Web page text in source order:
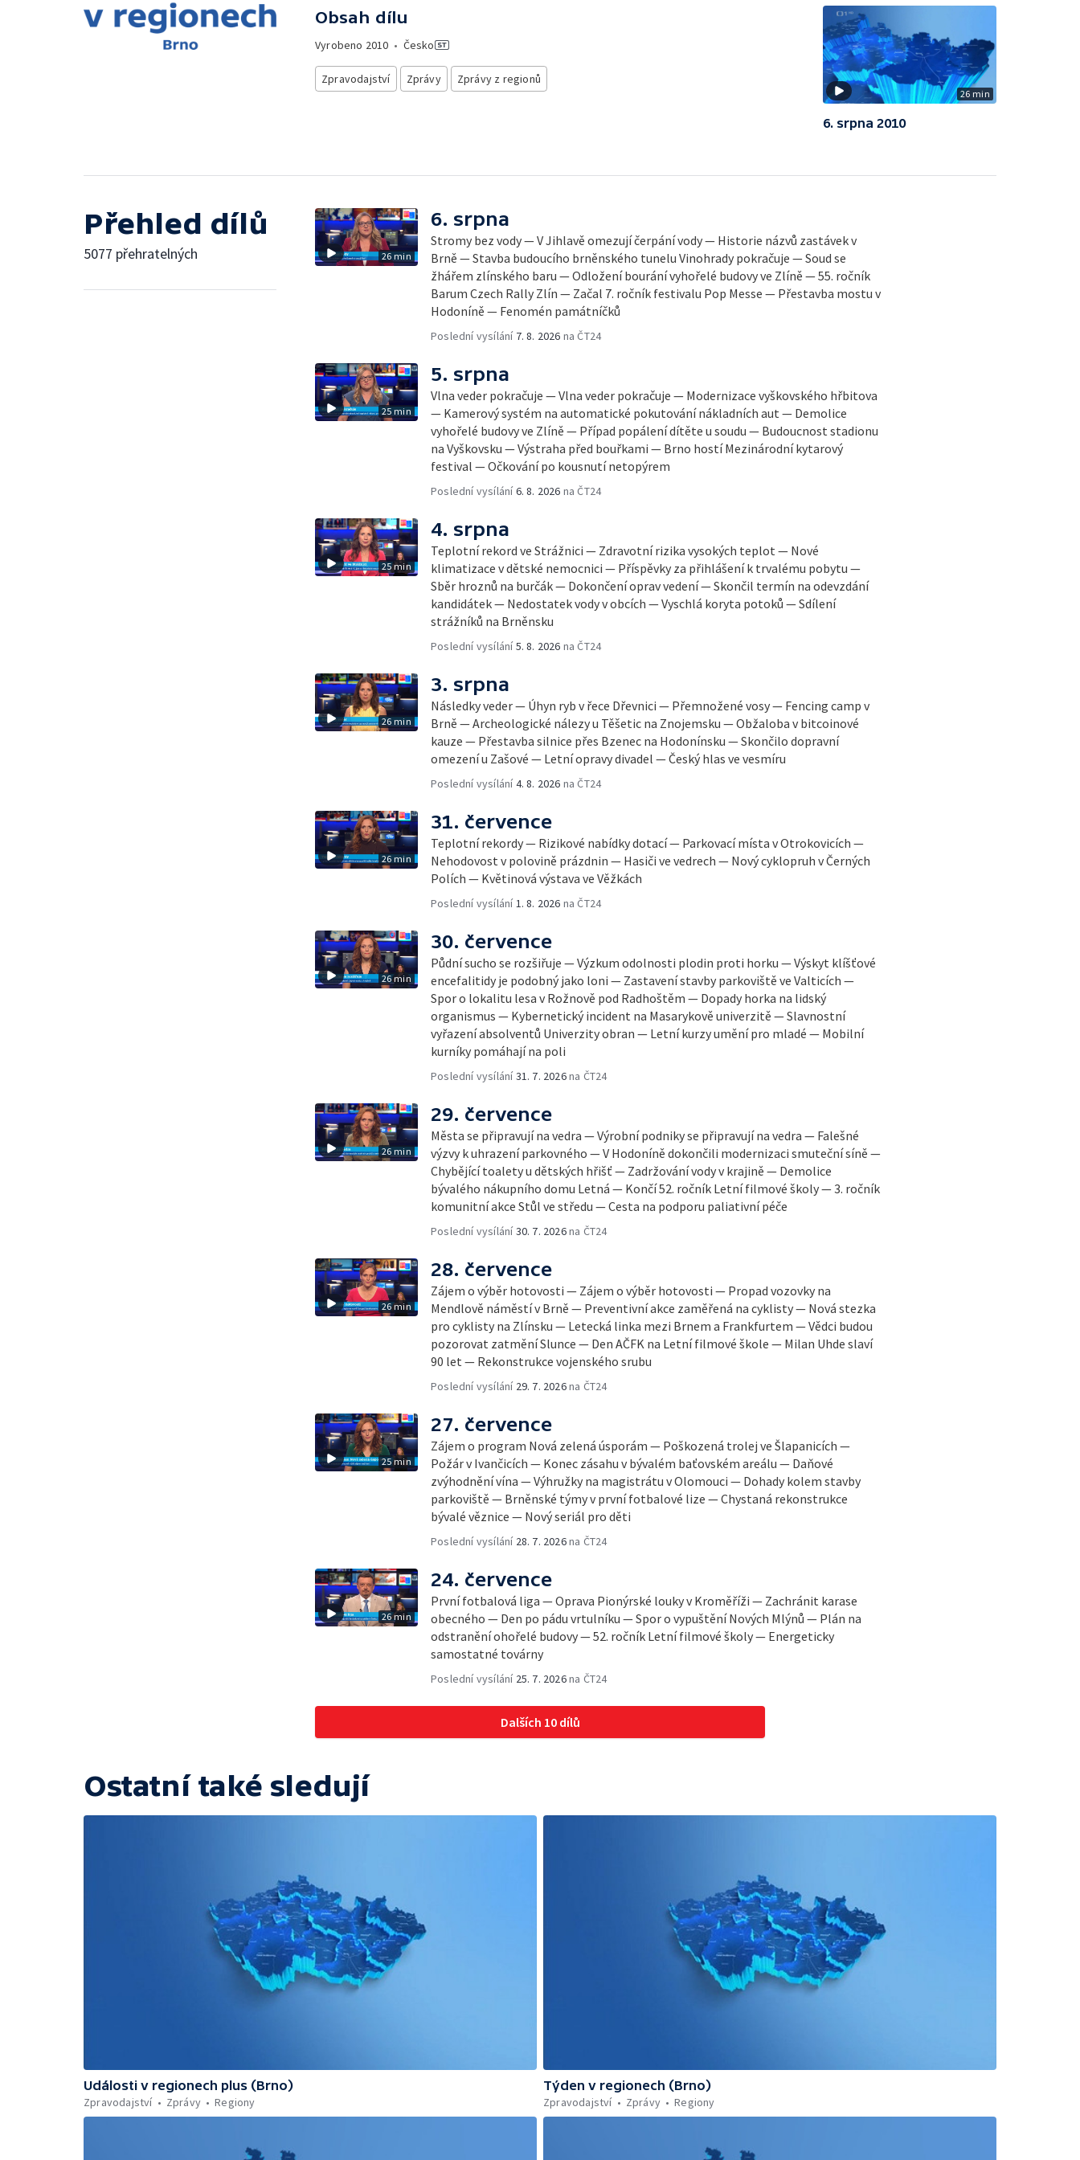
Obsah dílu
Vyrobeno 2010 • Česko
Zpravodajství Zprávy Zprávy z regionů
26 min
6. srpna 2010
Přehled dílů
5077 přehratelných 26 min
6. srpna
Stromy bez vody — V Jihlavě omezují čerpání vody — Historie názvů zastávek v
Brně — Stavba budoucího brněnského tunelu Vinohrady pokračuje — Soud se
žhářem zlínského baru — Odložení bourání vyhořelé budovy ve Zlíně — 55. ročník
Barum Czech Rally Zlín — Začal 7. ročník festivalu Pop Messe — Přestavba mostu v
Hodoníně — Fenomén památníčků
Poslední vysílání 7. 8. 2026 na ČT24
25 min
5. srpna
Vlna veder pokračuje — Vlna veder pokračuje — Modernizace vyškovského hřbitova
— Kamerový systém na automatické pokutování nákladních aut — Demolice
vyhořelé budovy ve Zlíně — Případ popálení dítěte u soudu — Budoucnost stadionu
na Vyškovsku — Výstraha před bouřkami — Brno hostí Mezinárodní kytarový
festival — Očkování po kousnutí netopýrem
Poslední vysílání6. 8. 2026 na ČT24
25 min
4. srpna
Teplotní rekord ve Strážnici — Zdravotní rizika vysokých teplot — Nové
klimatizace v dětské nemocnici — Příspěvky za přihlášení k trvalému pobytu —
Sběr hroznů na burčák — Dokončení oprav vedení — Skončil termín na odevzdání
kandidátek — Nedostatek vody v obcích — Vyschlá koryta potoků — Sdílení
strážníků na Brněnsku
Poslední vysílání5. 8. 2026 na ČT24
26 min
3. srpna
Následky veder — Úhyn ryb v řece Dřevnici — Přemnožené vosy — Fencing camp v
Brně — Archeologické nálezy u Těšetic na Znojemsku — Obžaloba v bitcoinové
kauze — Přestavba silnice přes Bzenec na Hodonínsku — Skončilo dopravní
omezení u Zašové — Letní opravy divadel — Český hlas ve vesmíru
Poslední vysílání4. 8. 2026 na ČT24
26 min
31. července
Teplotní rekordy — Rizikové nabídky dotací — Parkovací místa v Otrokovicích —
Nehodovost v polovině prázdnin — Hasiči ve vedrech — Nový cyklopruh v Černých
Polích — Květinová výstava ve Věžkách
Poslední vysílání 1. 8. 2026 na ČT24
26 min
30. července
Půdní sucho se rozšiřuje — Výzkum odolnosti plodin proti horku — Výskyt klíšťové
encefalitidy je podobný jako loni — Zastavení stavby parkoviště ve Valticích —
Spor o lokalitu lesa v Rožnově pod Radhoštěm — Dopady horka na lidský
organismus — Kybernetický incident na Masarykově univerzitě — Slavnostní
vyřazení absolventů Univerzity obran — Letní kurzy umění pro mladé — Mobilní
kurníky pomáhají na poli
Poslední vysílání31. 7. 2026na ČT24
26 min
29. července
Města se připravují na vedra — Výrobní podniky se připravují na vedra — Falešné
výzvy k uhrazení parkovného — V Hodoníně dokončili modernizaci smuteční síně —
Chybějící toalety u dětských hřišť — Zadržování vody v krajině — Demolice
bývalého nákupního domu Letná — Končí 52. ročník Letní filmové školy — 3. ročník
komunitní akce Stůl ve středu — Cesta na podporu paliativní péče
Poslední vysílání30. 7. 2026na ČT24
26 min
28. července
Zájem o výběr hotovosti — Zájem o výběr hotovosti — Propad vozovky na
Mendlově náměstí v Brně — Preventivní akce zaměřená na cyklisty — Nová stezka
pro cyklisty na Zlínsku — Letecká linka mezi Brnem a Frankfurtem — Vědci budou
pozorovat zatmění Slunce — Den AČFK na Letní filmové škole — Milan Uhde slaví
90 let — Rekonstrukce vojenského srubu
Poslední vysílání 29. 7. 2026na ČT24
25 min
27. července
Zájem o program Nová zelená úsporám — Poškozená trolej ve Šlapanicích —
Požár v Ivančicích — Konec zásahu v bývalém baťovském areálu — Daňové
zvýhodnění vína — Výhružky na magistrátu v Olomouci — Dohady kolem stavby
parkoviště — Brněnské týmy v první fotbalové lize — Chystaná rekonstrukce
bývalé věznice — Nový seriál pro děti
Poslední vysílání 28. 7. 2026na ČT24
26 min
24. července
První fotbalová liga — Oprava Pionýrské louky v Kroměříži — Zachránit karase
obecného — Den po pádu vrtulníku — Spor o vypuštění Nových Mlýnů — Plán na
odstranění ohořelé budovy — 52. ročník Letní filmové školy — Energeticky
samostatné továrny
Poslední vysílání 25. 7. 2026na ČT24
Dalších 10 dílů
Ostatní také sledují
Události v regionech plus (Brno)
Zpravodajství
Zprávy Regiony
Týden v regionech (Brno)
Zpravodajství
Zprávy Regiony